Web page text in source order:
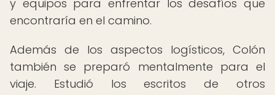
y equipos para enfrentar los desafíos que
encontraría en el camino.
Además de los aspectos logísticos, Colón
también se preparó mentalmente para el
viaje. Estudió los escritos de otros